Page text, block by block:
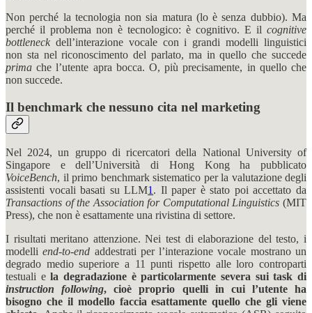
Non perché la tecnologia non sia matura (lo è senza dubbio). Ma
perché il problema non è tecnologico: è cognitivo. E il cognitive
bottleneck dell’interazione vocale con i grandi modelli linguistici
non sta nel riconoscimento del parlato, ma in quello che succede
prima che l’utente apra bocca. O, più precisamente, in quello che
non succede.
Il benchmark che nessuno cita nel marketing
Nel 2024, un gruppo di ricercatori della National University of
Singapore e dell’Università di Hong Kong ha pubblicato
VoiceBench, il primo benchmark sistematico per la valutazione degli
assistenti vocali basati su LLM1. Il paper è stato poi accettato da
Transactions of the Association for Computational Linguistics (MIT
Press), che non è esattamente una rivistina di settore.
I risultati meritano attenzione. Nei test di elaborazione del testo, i
modelliend-to-end addestrati per l’interazione vocale mostrano un
degrado medio superiore a 11 punti rispetto alle loro controparti
testuali ela degradazione è particolarmente severa sui task di
instruction following, cioè proprio quelli in cui l’utente ha
bisogno che il modello faccia esattamente quello che gli viene